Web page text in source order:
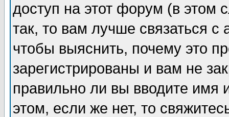
доступ на этот форум (в этом
так, то вам лучше связаться
чтобы выяснить, почему это
зарегистрированы и вам не
правильно ли вы вводите
этом, если же нет, то